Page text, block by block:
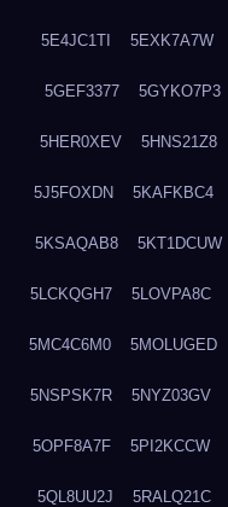
5E4JC1TI 5EXK7A7W
5GEF3377 5GYKO7P3
5HER0XEV 5HNS21Z8
5J5FOXDN 5KAFKBC4
5KSAQAB8 5KT1DCUW
5LCKQGH7 5LOVPA8C
5MC4C6M0 5MOLUGED
5NSPSK7R 5NYZ03GV
5OPF8A7F 5PI2KCCW
5QL8UU2J 5RALQ21C